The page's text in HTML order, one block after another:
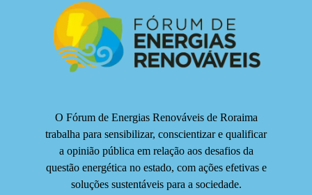
O Fórum de Energias Renováveis de Roraima
trabalha para sensibilizar, conscientizar e qualificar
a opinião pública em relação aos desafios da
questão energética no estado, com ações efetivas e
soluções sustentáveis para a sociedade.